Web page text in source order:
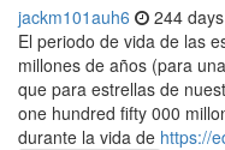
jackm101auh6 244
El periodo de vida de las
millones de años (para
que para estrellas de
one hundred fifty 000
durante la vida de https://